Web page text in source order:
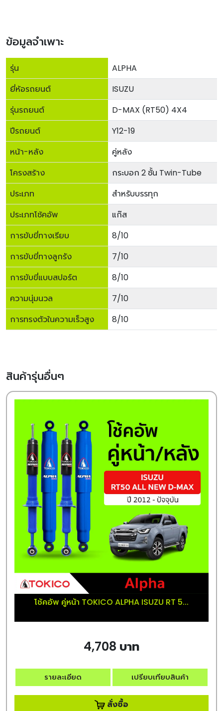
ข้อมูลจำเพาะ
รุ่น
ALPHA
ยี่ห้อรถยนต์
ISUZU
รุ่นรถยนต์
D-MAX (RT50) 4X4
ปีรถยนต์
Y12-19
หน้า-หลัง
คู่หลัง
โครงสร้าง
กระบอก 2 ชั้น Twin-Tube
ประเภท
สำหรับบรรทุก
ประเภทโช้คอัพ
แก๊ส
การขับขี่ทางเรียบ
8/10
การขับขี่ทางลูกรัง
7/10
การขับขี่แบบสปอร์ต
8/10
ความนุ่มนวล
7/10
การทรงตัวในความเร็วสูง
8/10
สินค้ารุ่นอื่นๆ
โช้คอัพ คู่หน้า TOKICO ALPHA ISUZU RT 5...
4,708 บาท
รายละเอียด เปรียบเทียบสินค้า
สั่งซื้อ